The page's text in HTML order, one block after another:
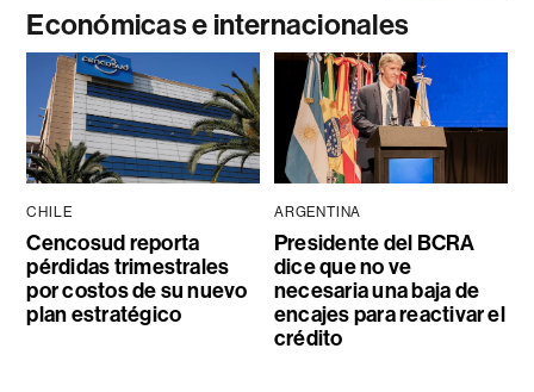
Económicas e internacionales
CHILE
Cencosud reporta
pérdidas trimestrales
por costos de su nuevo
plan estratégico
ARGENTINA
Presidente del BCRA
dice que no ve
necesaria una baja de
encajes para reactivar el
crédito